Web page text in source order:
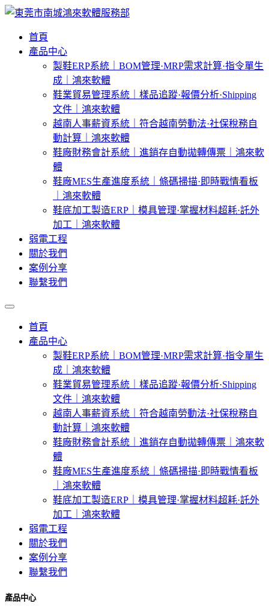
首頁
產品中心
製鞋ERP系統｜BOM管理·MRP需求計算·指令單生
成｜鴻來軟體
鞋業貿易管理系統｜樣品追蹤·報價分析·Shipping
文件｜鴻來軟體
越南人事薪資系統｜符合越南勞動法·社保稅務自
動計算｜鴻來軟體
鞋廠財務會計系統｜進銷存自動拋轉傳票｜鴻來軟
體
鞋廠MES生產進度系統｜條碼掃描·即時戰情看板
｜鴻來軟體
鞋底加工製造ERP｜模具管理·掌握材料超耗·託外
加工｜鴻來軟體
弱電工程
關於我們
案例分享
聯繫我們
首頁
產品中心
製鞋ERP系統｜BOM管理·MRP需求計算·指令單生
成｜鴻來軟體
鞋業貿易管理系統｜樣品追蹤·報價分析·Shipping
文件｜鴻來軟體
越南人事薪資系統｜符合越南勞動法·社保稅務自
動計算｜鴻來軟體
鞋廠財務會計系統｜進銷存自動拋轉傳票｜鴻來軟
體
鞋廠MES生產進度系統｜條碼掃描·即時戰情看板
｜鴻來軟體
鞋底加工製造ERP｜模具管理·掌握材料超耗·託外
加工｜鴻來軟體
弱電工程
關於我們
案例分享
聯繫我們
產品中心